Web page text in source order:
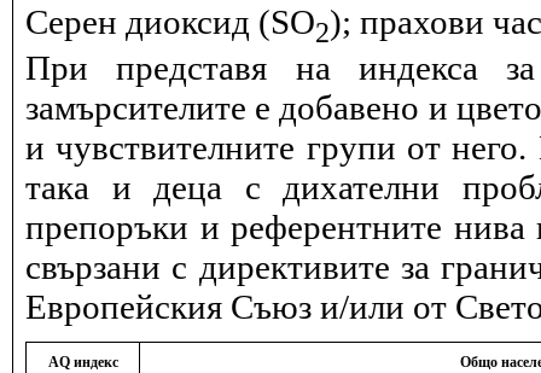
Серен диоксид (SO2); прахови
При представя на индекса
замърсителите е добавено и
и чувствителните групи от
така и деца с дихателни
препоръки и референтните нива
свързани с директивите за
Европейския Съюз и/или от
AQ индекс Общо